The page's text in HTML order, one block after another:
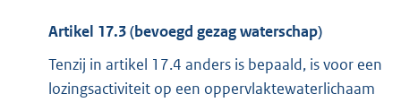
Artikel 17.3 (bevoegd gezag waterschap)
Tenzij in artikel 17.4 anders is bepaald, is voor een
lozingsactiviteit op een oppervlaktewaterlichaam